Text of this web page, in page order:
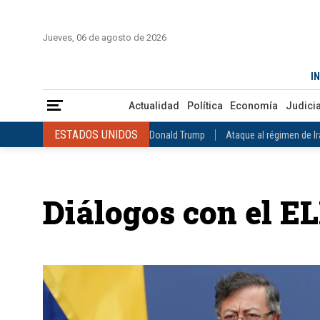
Jueves, 06 de agosto de 2026
Actualidad Política Economía Judicial
ESTADOS UNIDOS Donald Trump Ataque al régimen de
VENEZUELA Juicio contra Maduro Terremoto en
Claudia Sheinbaum
ESTADOS UNIDOS
INTERNACIONAL Raúl Castro José Luis Rodríguez Zapatero
COLOMBIA Elecciones Presidenciales en Colombia Gustavo
Diálogos con el